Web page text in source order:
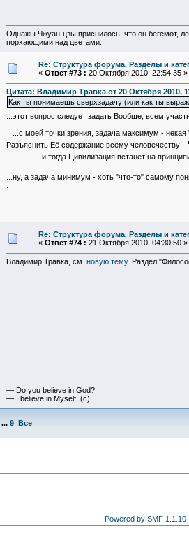
Однажы Чжуан-цзы приснилось, что он бегемот,
порхающими над цветами.
Re: Структура форума. Разделы и
« Ответ #73 : 20 Октября 2010, 22:54:35 »
Цитата: Владимир Травка от 20 Октября 2010,
Как ты понимаешь сверхзадачу (или как ты
...этот вопрос следует задать Вообще, всем
...с моей точки зрения, задача максимум -
Разъяснить Её содержание всему человечеству!
...и тогда Цивилизация встанет на
...ну, а задача минимум - хоть "что-то" самому
Re: Структура форума. Разделы и
« Ответ #74 : 21 Октября 2010, 04:30:50 »
Владимир Травка, см. новую тему. Раздел
— Do you believe in God?
— I believe in Myself. (c)
... 9 Все
Powered by SMF 1.1.10